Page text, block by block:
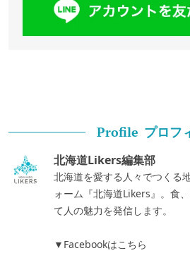
Profile プロフ
北海道Likers編集部
北海道を愛する人々でつくる
ォーム『北海道Likers』。食
て人の魅力を発信します。
▼Facebookはこちら